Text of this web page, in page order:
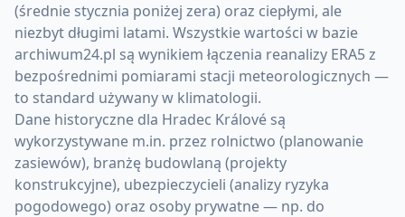
(średnie stycznia poniżej zera) oraz ciepłymi, ale
niezbyt długimi latami. Wszystkie wartości w bazie
archiwum24.pl są wynikiem łączenia reanalizy ERA5 z
bezpośrednimi pomiarami stacji meteorologicznych —
to standard używany w klimatologii.
Dane historyczne dla Hradec Králové są
wykorzystywane m.in. przez rolnictwo (planowanie
zasiewów), branżę budowlaną (projekty
konstrukcyjne), ubezpieczycieli (analizy ryzyka
pogodowego) oraz osoby prywatne — np. do